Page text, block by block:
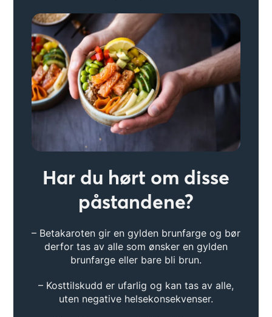
Har du hørt om disse
påstandene?
– Betakaroten gir en gylden brunfarge og bør
derfor tas av alle som ønsker en gylden
brunfarge eller bare bli brun.
– Kosttilskudd er ufarlig og kan tas av alle,
uten negative helsekonsekvenser.